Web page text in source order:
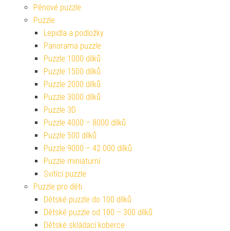
Pěnové puzzle
Puzzle
Lepidla a podložky
Panorama puzzle
Puzzle 1000 dílků
Puzzle 1500 dílků
Puzzle 2000 dílků
Puzzle 3000 dílků
Puzzle 3D
Puzzle 4000 – 8000 dílků
Puzzle 500 dílků
Puzzle 9000 – 42 000 dílků
Puzzle miniaturní
Svítící puzzle
Puzzle pro děti
Dětské puzzle do 100 dílků
Dětské puzzle od 100 – 300 dílků
Dětské skládací koberce